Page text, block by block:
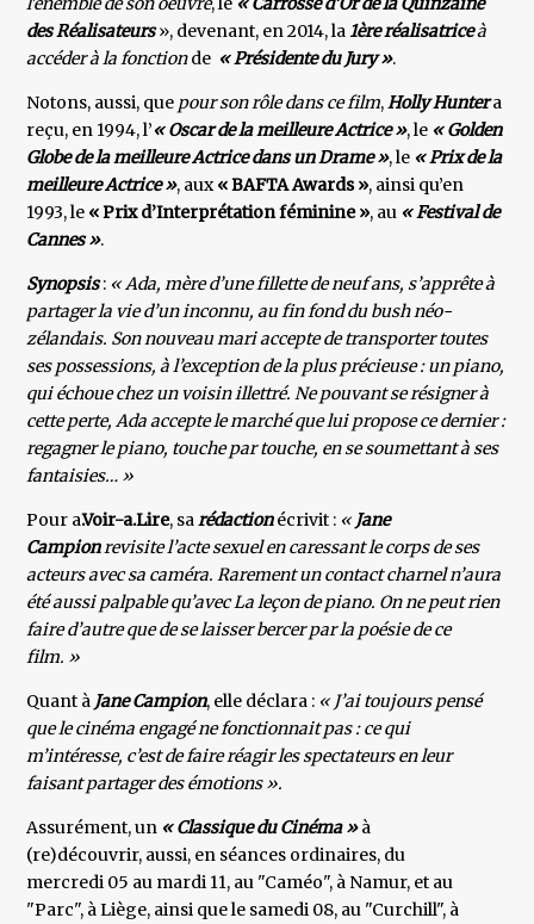
des Réalisateurs», devenant, en 2014, la 1ère réalisatriceà
accéder à la fonctionde « Présidente du Jury ».
Notons, aussi, que pour son rôle dans ce film,Holly Huntera
reçu, en 1994, l’« Oscar de la meilleure Actrice », le « Golden
Globe de la meilleure Actrice dans un Drame », le « Prix de la
meilleure Actrice », aux« BAFTA Awards », ainsi qu’en
1993, le « Prix d’Interprétation féminine », au « Festival de
Cannes ».
Synopsis: « Ada, mère d’une fillette de neuf ans, s’apprête à
partager la vie d’un inconnu, au fin fond du bush néo-
zélandais. Son nouveau mari accepte de transporter toutes
ses possessions, à l’exception de la plus précieuse : un piano,
qui échoue chez un voisin illettré. Ne pouvant se résigner à
cette perte, Ada accepte le marché que lui propose ce dernier :
regagner le piano, touche par touche, en se soumettant à ses
fantaisies… »
Pour a.Voir-a.Lire, sarédactionécrivit : «Jane
Campionrevisite l’acte sexuel en caressant le corps de ses
acteurs avec sa caméra. Rarement un contact charnel n’aura
été aussi palpable qu’avec La leçon de piano. On ne peut rien
faire d’autre que de se laisser bercer par la poésie de ce
film. »
Quant à Jane Campion, elle déclara : « J’ai toujours pensé
que le cinéma engagé ne fonctionnait pas : ce qui
m’intéresse, c’est de faire réagir les spectateurs en leur
faisant partager des émotions ».
Assurément, un « Classique du Cinéma »à
(re)découvrir, aussi, en séances ordinaires, du
mercredi 05 au mardi 11, au "Caméo", à Namur, et au
"Parc", à Liège, ainsi que le samedi 08, au "Curchill", à